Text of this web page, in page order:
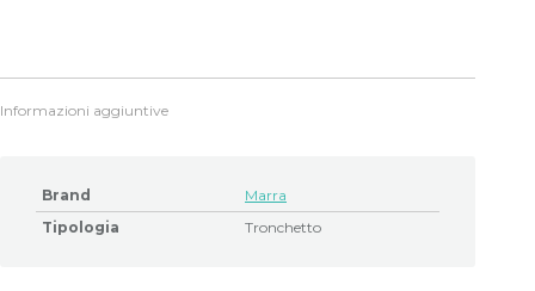
Informazioni aggiuntive
Brand
Marra
Tipologia
Tronchetto